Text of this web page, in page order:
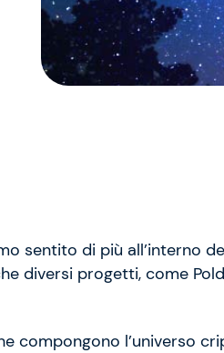
sentito di più all’interno
diversi progetti, come
compongono l’universo